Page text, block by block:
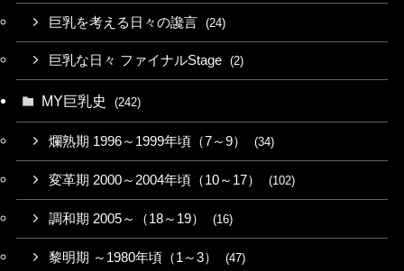
巨乳を考える日々の讒言 (24)
巨乳な日々 ファイナルStage (2)
MY巨乳史 (242)
爛熟期 1996～1999年頃（7～9） (34)
変革期 2000～2004年頃（10～17） (102)
調和期 2005～（18～19） (16)
黎明期 ～1980年頃（1～3） (47)